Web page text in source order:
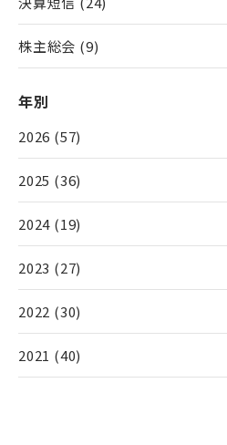
株主総会 (9)
年別
2026 (57)
2025 (36)
2024 (19)
2023 (27)
2022 (30)
2021 (40)